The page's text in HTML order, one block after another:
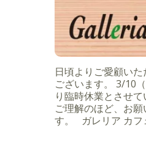
日頃よりご愛顧いた
ございます。 3/10
り臨時休業とさせて
ご理解のほど、お願
す。 ガレリア カフ